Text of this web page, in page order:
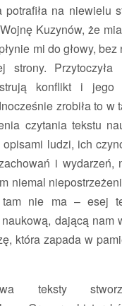
potrafiła na niewielu
Kuzynów, że
mi do głowy,
strony. Przytoczyła
konflikt i jego
zrobiła to w
czytania tekstu
opisami ludzi, ich
i wydarzeń,
niemal
nie ma – esej
dającą nam
która zapada w
teksty